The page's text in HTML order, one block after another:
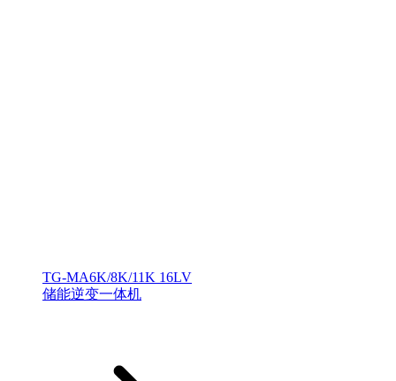
TG-MA6K/8K/11K 16LV
储能逆变一体机